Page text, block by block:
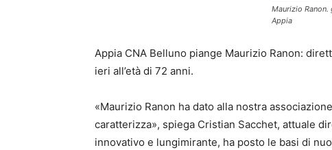
Maurizio
Appia
Appia CNA Belluno piange Maurizio Ranon:
ieri all’età di 72 anni.
«Maurizio Ranon ha dato alla nostra
caratterizza», spiega Cristian Sacchet, attuale
innovativo e lungimirante, ha posto le basi di